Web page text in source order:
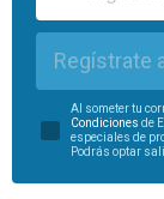
Regístrate
Al someter tu
Condiciones de
especiales de
Podrás optar